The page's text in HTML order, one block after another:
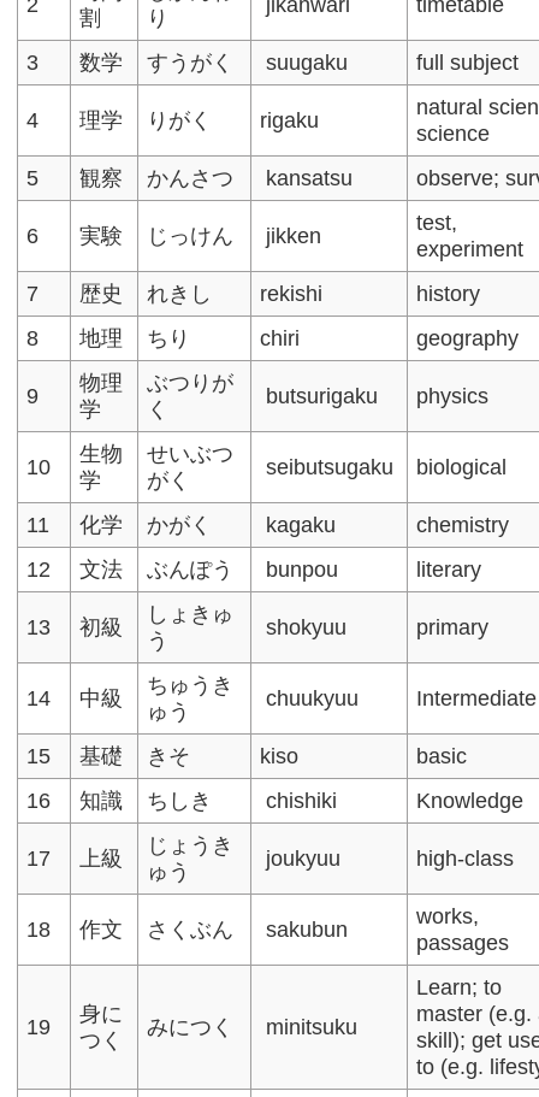
割
り
3 数学 すうがく suugaku full subject
4 理学 りがく rigaku
natural
science
5
観察 かんさつ kansatsu observe;
6 実験 じっけん jikken
test,
experiment
7
歴史 れきし rekishi
history
8
地理 ちり chiri geography
9
物理
学
ぶつりが
く
butsurigaku physics
10
生物
学
せいぶつ
がく
seibutsugaku biological
11 化学 かがく kagaku
chemistry
12
文法 ぶんぽう bunpou literary
13 初級
しょきゅ
う
shokyuu primary
14 中級
ちゅうき
ゅう
chuukyuu Intermediate
15 基礎 きそ kiso
basic
16
知識 ちしき chishiki Knowledge
17 上級
じょうき
ゅう
joukyuu high-class
18 作文 さくぶん sakubun
works,
passages
19
身に
つく
みにつく minitsuku
Learn; to
master (e.g.
skill); get
to (e.g.